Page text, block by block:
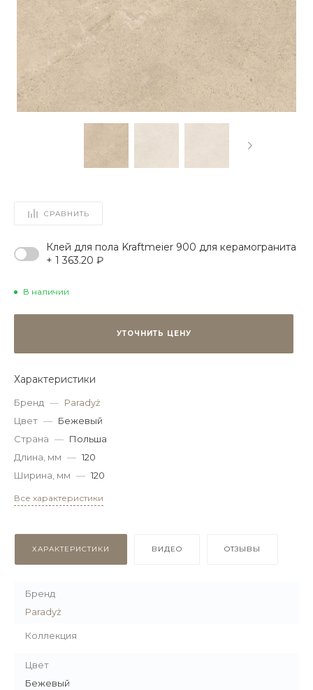
СРАВНИТЬ
Клей для пола Kraftmeier 900 для керамогранита
+ 1 363.20 ₽
В наличии
УТОЧНИТЬ ЦЕНУ
Характеристики
Бренд — Paradyż
Цвет — Бежевый
Страна — Польша
Длина, мм — 120
Ширина, мм — 120
Все характеристики
ХАРАКТЕРИСТИКИ ВИДЕО ОТЗЫВЫ
Бренд
Paradyż
Коллекция
Цвет
Бежевый